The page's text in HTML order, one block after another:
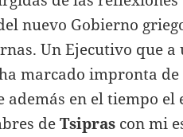
nuevo Gobierno
Un Ejecutivo que
marcado impronta
en el tiempo el
deTsipras con mi